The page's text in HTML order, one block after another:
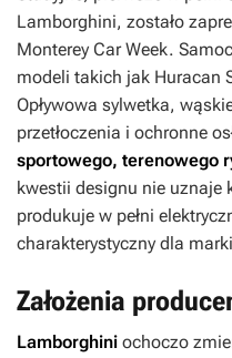
Lamborghini, zostało
Monterey Car Week.
modeli takich jak Huracan
Opływowa sylwetka,
przetłoczenia i ochronne
sportowego, terenowego
kwestii designu nie uznaje
produkuje w pełni
charakterystyczny dla
Założenia
Lamborghini ochoczo